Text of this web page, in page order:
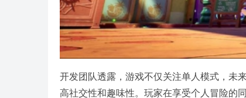
开发团队透露，游戏不仅关注单人模式，未
高社交性和趣味性。玩家在享受个人冒险的